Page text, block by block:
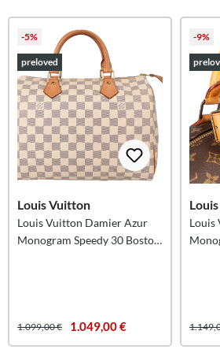
-5%
preloved
Louis Vuitton
Louis Vuitton Damier Azur
Monogram Speedy 30 Boston
1.099,00 € 1.049,00 €
-9%
Louis